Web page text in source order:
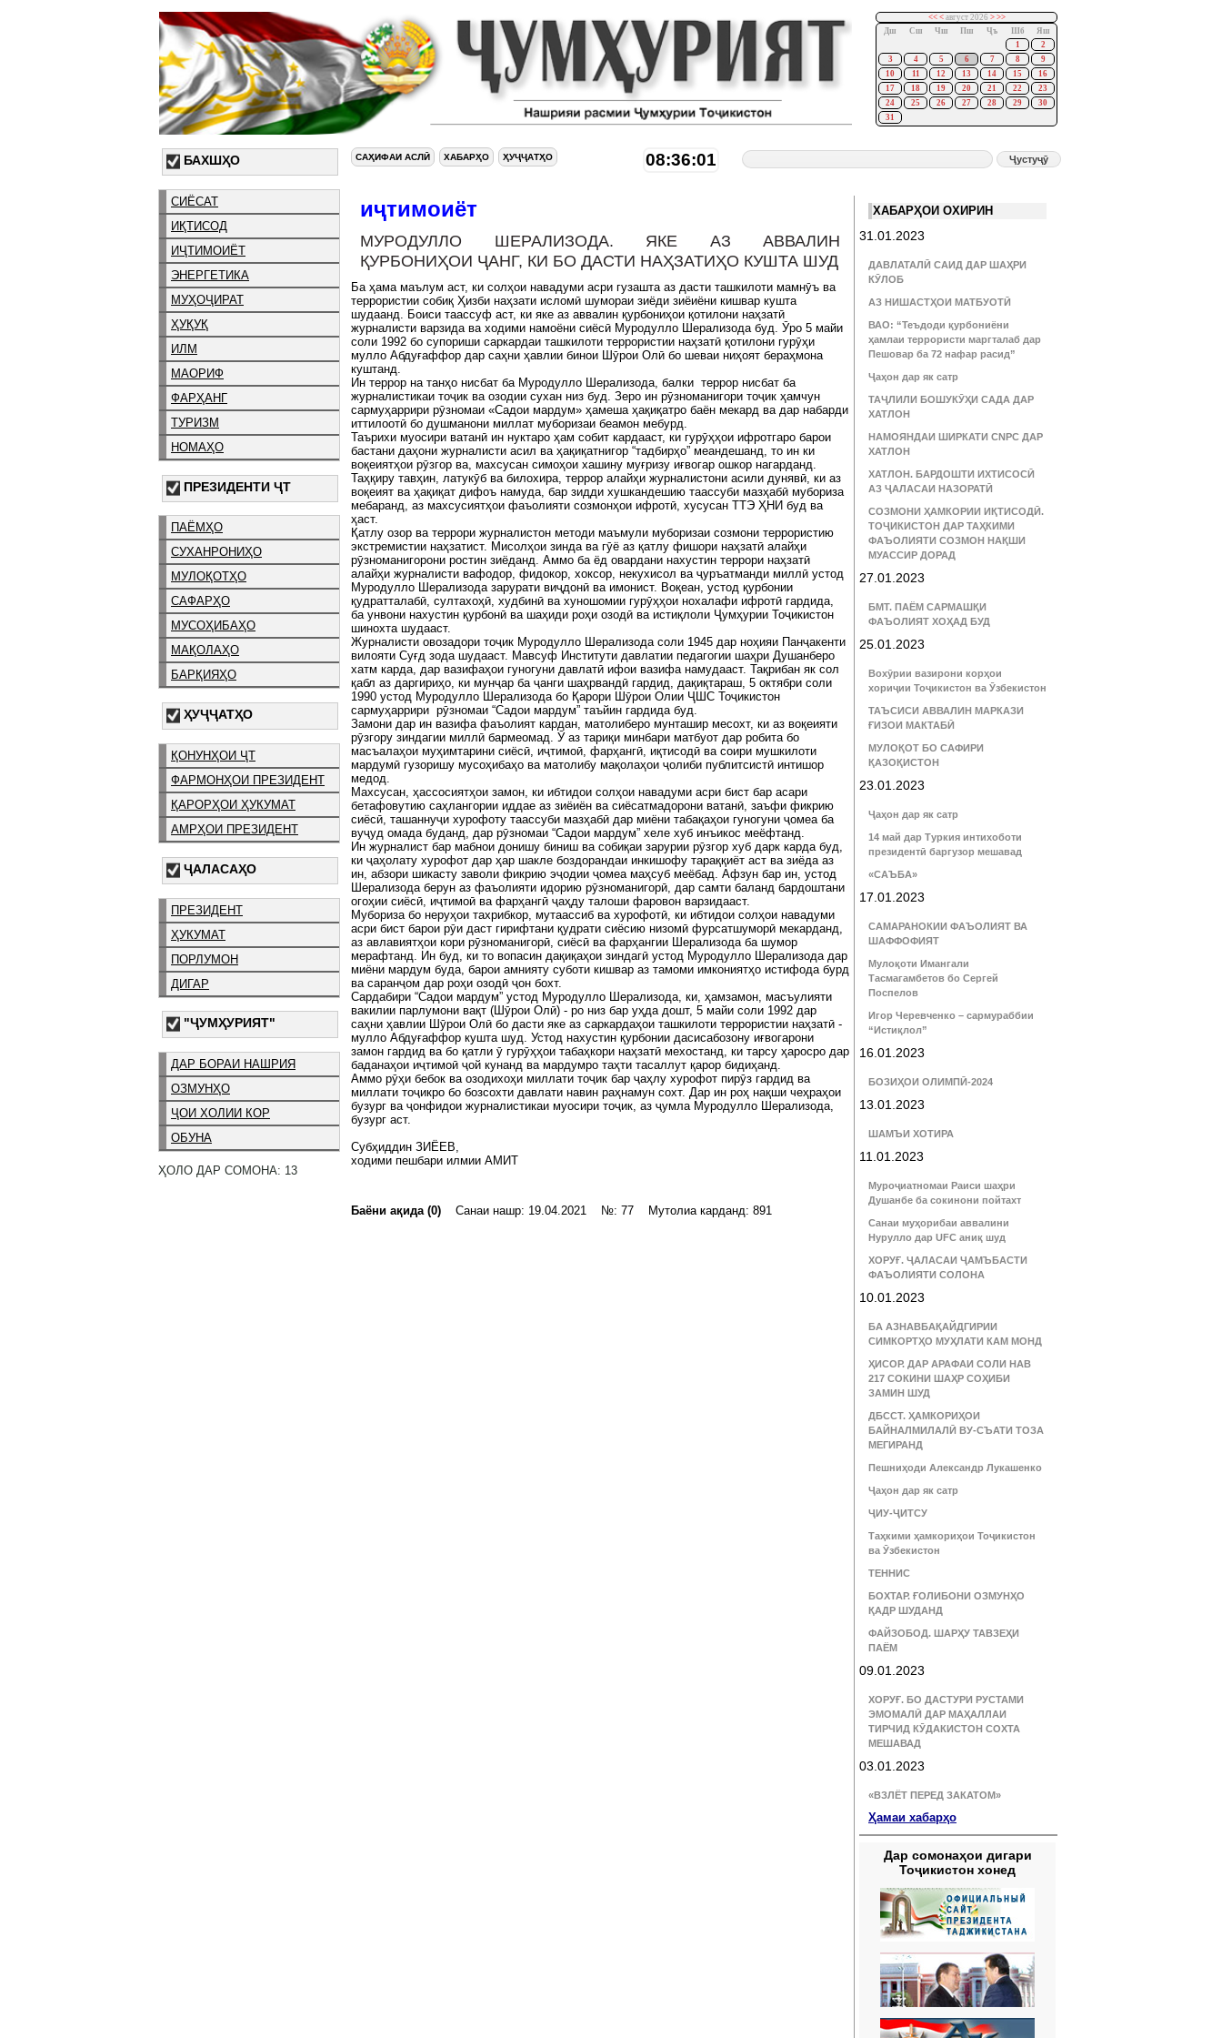
<< <август 2026 > >>
Дш
Сш Чш Пш Ҷъ Шб
Яш
1
2
3
4 5 6 7 8
9
10
11 12 13 14 15
16
17
18 19 20 21 22
23
24
25 26 27 28 29
30
31
БАХШҲО
СИЁСАТ
ИҚТИСОД
ИҶТИМОИЁТ
ЭНЕРГЕТИКА
МУҲОҶИРАТ
ҲУҚУҚ
ИЛМ
МАОРИФ
ФАРҲАНГ
ТУРИЗМ
НОМАҲО
ПРЕЗИДЕНТИ ҶТ
ПАЁМҲО
СУХАНРОНИҲО
МУЛОҚОТҲО
САФАРҲО
МУСОҲИБАҲО
МАҚОЛАҲО
БАРҚИЯҲО
ҲУҶҶАТҲО
ҚОНУНҲОИ ҶТ
ФАРМОНҲОИ ПРЕЗИДЕНТ
ҚАРОРҲОИ ҲУКУМАТ
АМРҲОИ ПРЕЗИДЕНТ
ҶАЛАСАҲО
ПРЕЗИДЕНТ
ҲУКУМАТ
ПОРЛУМОН
ДИГАР
"ҶУМҲУРИЯТ"
ДАР БОРАИ НАШРИЯ
ОЗМУНҲО
ҶОИ ХОЛИИ КОР
ОБУНА
ҲОЛО ДАР СОМОНА: 13
САҲИФАИ АСЛӢ ХАБАРҲО ҲУҶҶАТҲО 08:36:01
иҷтимоиёт
МУРОДУЛЛО ШЕРАЛИЗОДА. ЯКЕ АЗ АВВАЛИН
ҚУРБОНИҲОИ ҶАНГ, КИ БО ДАСТИ НАҲЗАТИҲО КУШТА ШУД
Ба ҳама маълум аст, ки солҳои навадуми асри гузашта аз дасти ташкилоти мамнӯъ ва
террористии собиқ Ҳизби наҳзати исломӣ шумораи зиёди зиёиёни кишвар кушта
шудаанд. Боиси таассуф аст, ки яке аз аввалин қурбониҳои қотилони наҳзатӣ
журналисти варзида ва ходими намоёни сиёсӣ Муродулло Шерализода буд. Ӯро 5 майи
соли 1992 бо супориши саркардаи ташкилоти террористии наҳзатӣ қотилони гурӯҳи
мулло Абдуғаффор дар саҳни ҳавлии бинои Шӯрои Олӣ бо шеваи ниҳоят бераҳмона
куштанд.
Ин террор на танҳо нисбат ба Муродулло Шерализода, балки террор нисбат ба
журналистикаи тоҷик ва озодии сухан низ буд. Зеро ин рӯзноманигори тоҷик ҳамчун
сармуҳаррири рӯзномаи «Садои мардум» ҳамеша ҳақиқатро баён мекард ва дар набарди
иттилоотӣ бо душманони миллат муборизаи беамон мебурд.
Таърихи муосири ватанӣ ин нуктаро ҳам собит кардааст, ки гурӯҳҳои ифротгаро барои
бастани даҳони журналисти асил ва ҳақиқатнигор “тадбирҳо” меандешанд, то ин ки
воқеиятҳои рӯзгор ва, махсусан симоҳои хашину муғризу иғвогар ошкор нагарданд.
Таҳқиру тавҳин, латукӯб ва билохира, террор алайҳи журналистони асили дунявӣ, ки аз
воқеият ва ҳақиқат дифоъ намуда, бар зидди хушкандешию таассуби мазҳабӣ мубориза
мебаранд, аз махсусиятҳои фаъолияти созмонҳои ифротӣ, хусусан ТТЭ ҲНИ буд ва
ҳаст.
Қатлу озор ва террори журналистон методи маъмули муборизаи созмони террористию
экстремистии наҳзатист. Мисолҳои зинда ва гӯё аз қатлу фишори наҳзатӣ алайҳи
рӯзноманигорони ростин зиёданд. Аммо ба ёд овардани нахустин террори наҳзатӣ
алайҳи журналисти вафодор, фидокор, хоксор, некухисол ва ҷуръатманди миллӣ устод
Муродулло Шерализода зарурати виҷдонӣ ва имонист. Воқеан, устод қурбонии
қудратталабӣ, султахоҳӣ, худбинӣ ва хуношомии гурӯҳҳои нохалафи ифротӣ гардида,
ба унвони нахустин қурбонӣ ва шаҳиди роҳи озодӣ ва истиқлоли Ҷумҳурии Тоҷикистон
шинохта шудааст.
Журналисти овозадори тоҷик Муродулло Шерализода соли 1945 дар ноҳияи Панҷакенти
вилояти Суғд зода шудааст. Мавсуф Институти давлатии педагогии шаҳри Душанберо
хатм карда, дар вазифаҳои гуногуни давлатӣ ифои вазифа намудааст. Тақрибан як сол
қабл аз даргириҳо, ки мунҷар ба ҷанги шаҳрвандӣ гардид, дақиқтараш, 5 октябри соли
1990 устод Муродулло Шерализода бо Қарори Шӯрои Олии ҶШС Тоҷикистон
сармуҳаррири рӯзномаи “Садои мардум” таъйин гардида буд.
Замони дар ин вазифа фаъолият кардан, матолиберо мунташир месохт, ки аз воқеияти
рӯзгору зиндагии миллӣ бармеомад. Ӯ аз тариқи минбари матбуот дар робита бо
масъалаҳои муҳимтарини сиёсӣ, иҷтимоӣ, фарҳангӣ, иқтисодӣ ва соири мушкилоти
мардумӣ гузоришу мусоҳибаҳо ва матолибу мақолаҳои ҷолиби публитсистӣ интишор
медод.
Махсусан, ҳассосиятҳои замон, ки ибтидои солҳои навадуми асри бист бар асари
бетафовутию саҳлангории иддае аз зиёиён ва сиёсатмадорони ватанӣ, заъфи фикрию
сиёсӣ, ташаннуҷи хурофоту таассуби мазҳабӣ дар миёни табақаҳои гуногуни ҷомеа ба
вуҷуд омада буданд, дар рӯзномаи “Садои мардум” хеле хуб инъикос меёфтанд.
Ин журналист бар мабнои донишу биниш ва собиқаи зарурии рӯзгор хуб дарк карда буд,
ки ҷаҳолату хурофот дар ҳар шакле боздорандаи инкишофу тараққиёт аст ва зиёда аз
ин, абзори шикасту заволи фикрию эҷодии ҷомеа маҳсуб меёбад. Афзун бар ин, устод
Шерализода берун аз фаъолияти идорию рӯзноманигорӣ, дар самти баланд бардоштани
огоҳии сиёсӣ, иҷтимоӣ ва фарҳангӣ ҷаҳду талоши фаровон варзидааст.
Мубориза бо неруҳои тахрибкор, мутаассиб ва хурофотӣ, ки ибтидои солҳои навадуми
асри бист барои рӯи даст гирифтани қудрати сиёсию низомӣ фурсатшуморӣ мекарданд,
аз авлавиятҳои кори рӯзноманигорӣ, сиёсӣ ва фарҳангии Шерализода ба шумор
мерафтанд. Ин буд, ки то вопасин дақиқаҳои зиндагӣ устод Муродулло Шерализода дар
миёни мардум буда, барои амнияту суботи кишвар аз тамоми имкониятҳо истифода бурд
ва саранҷом дар роҳи озодӣ ҷон бохт.
Сардабири “Садои мардум” устод Муродулло Шерализода, ки, ҳамзамон, масъулияти
вакилии парлумони вақт (Шӯрои Олӣ) - ро низ бар уҳда дошт, 5 майи соли 1992 дар
саҳни ҳавлии Шӯрои Олӣ бо дасти яке аз саркардаҳои ташкилоти террористии наҳзатӣ -
мулло Абдуғаффор кушта шуд. Устод нахустин қурбонии дасисабозону иғвогарони
замон гардид ва бо қатли ӯ гурӯҳҳои табаҳкори наҳзатӣ мехостанд, ки тарсу ҳаросро дар
баданаҳои иҷтимоӣ ҷой кунанд ва мардумро таҳти тасаллут қарор бидиҳанд.
Аммо рӯҳи бебок ва озодихоҳи миллати тоҷик бар ҷаҳлу хурофот пирӯз гардид ва
миллати тоҷикро бо бозсохти давлати навин раҳнамун сохт. Дар ин роҳ нақши чеҳраҳои
бузург ва ҷонфидои журналистикаи муосири тоҷик, аз ҷумла Муродулло Шерализода,
бузург аст.
Субҳиддин ЗИЁЕВ,
ходими пешбари илмии АМИТ
Баёни ақида (0) Санаи нашр: 19.04.2021 №: 77 Мутолиа карданд: 891
ХАБАРҲОИ ОХИРИН
31.01.2023
ДАВЛАТАЛӢ САИД ДАР ШАҲРИ
КӮЛОБ
АЗ НИШАСТҲОИ МАТБУОТӢ
ВАО: “Теъдоди қурбониёни
ҳамлаи террористи маргталаб дар
Пешовар ба 72 нафар расид”
Ҷаҳон дар як сатр
ТАҶЛИЛИ БОШУКӮҲИ САДА ДАР
ХАТЛОН
НАМОЯНДАИ ШИРКАТИ CNPC ДАР
ХАТЛОН
ХАТЛОН. БАРДОШТИ ИХТИСОСӢ
АЗ ҶАЛАСАИ НАЗОРАТӢ
СОЗМОНИ ҲАМКОРИИ ИҚТИСОДӢ.
ТОҶИКИСТОН ДАР ТАҲКИМИ
ФАЪОЛИЯТИ СОЗМОН НАҚШИ
МУАССИР ДОРАД
27.01.2023
БМТ. ПАЁМ САРМАШҚИ
ФАЪОЛИЯТ ХОҲАД БУД
25.01.2023
Вохӯрии вазирони корҳои
хориҷии Тоҷикистон ва Ӯзбекистон
ТАЪСИСИ АВВАЛИН МАРКАЗИ
ҒИЗОИ МАКТАБӢ
МУЛОҚОТ БО САФИРИ
ҚАЗОҚИСТОН
23.01.2023
Ҷаҳон дар як сатр
14 май дар Туркия интихоботи
президентӣ баргузор мешавад
«САЪБА»
17.01.2023
САМАРАНОКИИ ФАЪОЛИЯТ ВА
ШАФФОФИЯТ
Мулоқоти Имангали
Тасмагамбетов бо Сергей
Поспелов
Игор Черевченко – сармураббии
“Истиқлол”
16.01.2023
БОЗИҲОИ ОЛИМПӢ-2024
13.01.2023
ШАМЪИ ХОТИРА
11.01.2023
Муроҷиатномаи Раиси шаҳри
Душанбе ба сокинони пойтахт
Санаи муҳорибаи аввалини
Нурулло дар UFC аниқ шуд
ХОРУҒ. ҶАЛАСАИ ҶАМЪБАСТИ
ФАЪОЛИЯТИ СОЛОНА
10.01.2023
БА АЗНАВБАҚАЙДГИРИИ
СИМКОРТҲО МУҲЛАТИ КАМ МОНД
ҲИСОР. ДАР АРАФАИ СОЛИ НАВ
217 СОКИНИ ШАҲР СОҲИБИ
ЗАМИН ШУД
ДБССТ. ҲАМКОРИҲОИ
БАЙНАЛМИЛАЛӢ ВУ-СЪАТИ ТОЗА
МЕГИРАНД
Пешниҳоди Александр Лукашенко
Ҷаҳон дар як сатр
ҶИУ-ҶИТСУ
Таҳкими ҳамкориҳои Тоҷикистон
ва Ӯзбекистон
ТЕННИС
БОХТАР. ҒОЛИБОНИ ОЗМУНҲО
ҚАДР ШУДАНД
ФАЙЗОБОД. ШАРҲУ ТАВЗЕҲИ
ПАЁМ
09.01.2023
ХОРУҒ. БО ДАСТУРИ РУСТАМИ
ЭМОМАЛӢ ДАР МАҲАЛЛАИ
ТИРЧИД КӮДАКИСТОН СОХТА
МЕШАВАД
03.01.2023
«ВЗЛЁТ ПЕРЕД ЗАКАТОМ»
Ҳамаи хабарҳо
Дар сомонаҳои дигари
Тоҷикистон хонед